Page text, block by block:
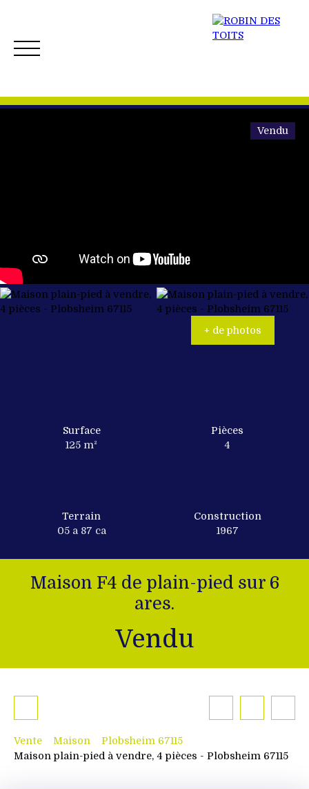
Créer mon Alerte
Vendu
+ de photos
Surface
125 m²
Pièces
4
Terrain
05 a 87 ca
Construction
1967
Maison F4 de plain-pied sur 6
ares.
Vendu
Vente Maison
Plobsheim 67115
Maison plain-pied à vendre, 4 pièces - Plobsheim 67115